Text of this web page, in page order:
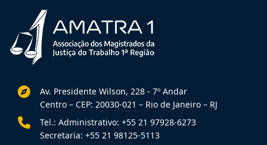
Av. Presidente Wilson, 228 - 7º Andar
Centro – CEP: 20030-021 – Rio de Janeiro – RJ
Tel.: Administrativo: +55 21 97928-6273
Secretaria: +55 21 98125-5113